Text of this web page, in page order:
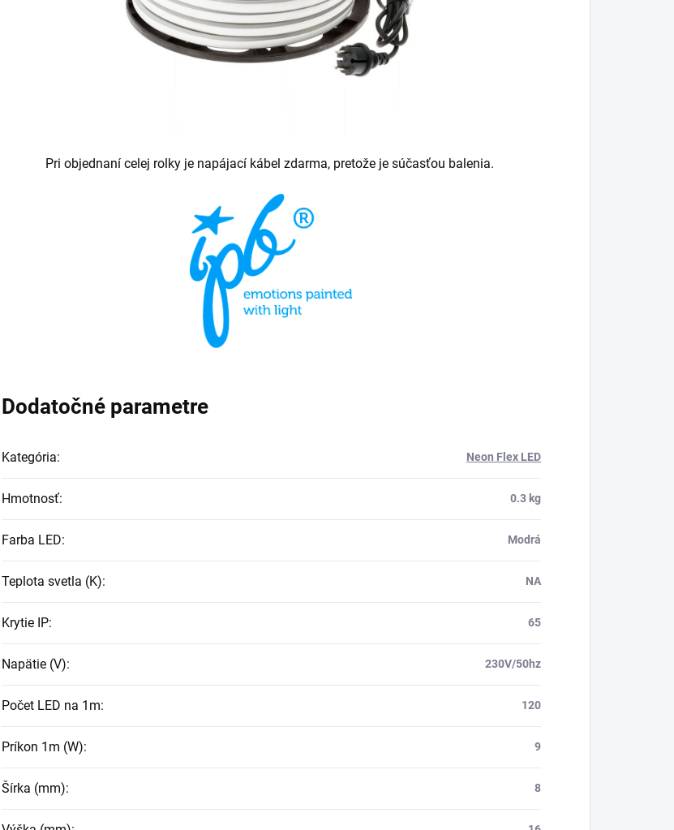
Pri objednaní celej rolky je napájací kábel zdarma, pretože je súčasťou balenia.
Dodatočné parametre
Kategória: Neon Flex LED
Hmotnosť: 0.3 kg
Farba LED: Modrá
Teplota svetla (K): NA
Krytie IP: 65
Napätie (V): 230V/50hz
Počet LED na 1m: 120
Príkon 1m (W): 9
Šírka (mm): 8